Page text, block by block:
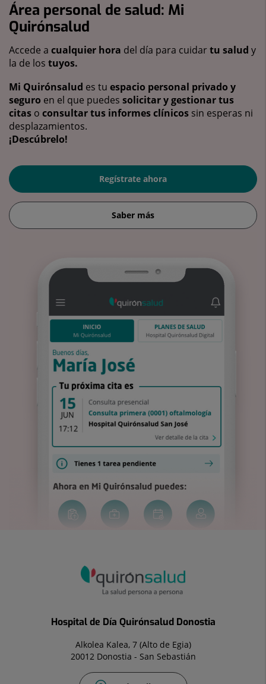
Área personal de salud: Mi
Quirónsalud
Accede a cualquier hora del día para cuidartu salud y
la de los tuyos.
Mi Quirónsalud es tu espacio personal privado y
seguro en el que puedes solicitar y gestionar tus
citas o consultar tus informes clínicos sin esperas ni
desplazamientos.
¡Descúbrelo!
Regístrate ahora
Saber más
Hospital de Día Quirónsalud Donostia
Alkolea Kalea, 7 (Alto de Egia)
20012 Donostia - San Sebastián